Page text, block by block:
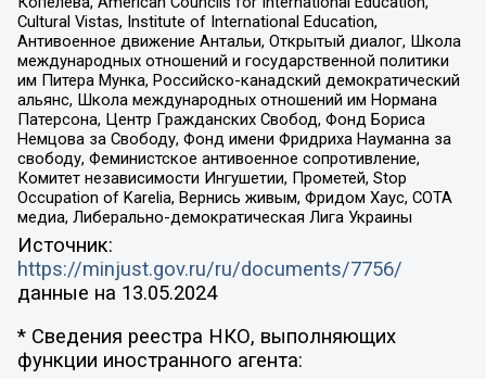
Cultural Vistas, Institute of International Education,
Антивоенное движение Антальи, Открытый диалог, Школа
международных отношений и государственной политики
им Питера Мунка, Российско-канадский демократический
альянс, Школа международных отношений им Нормана
Патерсона, Центр Гражданских Свобод, Фонд Бориса
Немцова за Свободу, Фонд имени Фридриха Науманна за
свободу, Феминистское антивоенное сопротивление,
Комитет независимости Ингушетии, Прометей, Stop
Occupation of Karelia, Вернись живым, Фридом Хаус, СОТА
медиа, Либерально-демократическая Лига Украины
Источник:
https://minjust.gov.ru/ru/documents/7756/
данные на 13.05.2024
* Сведения реестра НКО, выполняющих
функции иностранного агента: